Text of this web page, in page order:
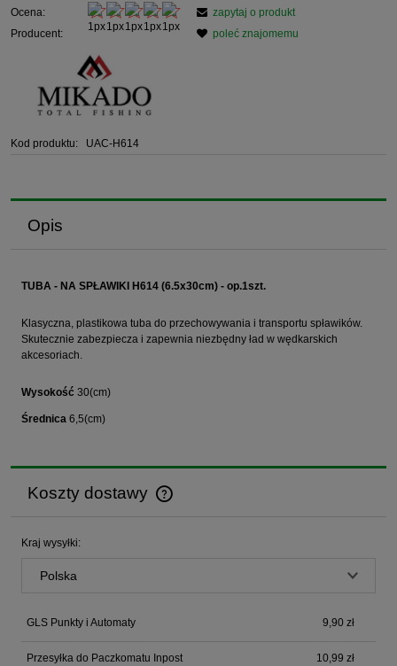
Ocena:
Producent:
Kod produktu: UAC-H614
zapytaj o produkt
poleć znajomemu
Opis
TUBA - NA SPŁAWIKI H614 (6.5x30cm) - op.1szt.
Klasyczna, plastikowa tuba do przechowywania i transportu spławików.
Skutecznie zabezpiecza i zapewnia niezbędny ład w wędkarskich
akcesoriach.
Wysokość 30(cm)
Średnica 6,5(cm)
Koszty dostawy
Cena nie zawiera ewentualnych kosztów płatności
Kraj wysyłki:
GLS Punkty i Automaty 9,90 zł
Przesyłka do Paczkomatu Inpost 10,99 zł